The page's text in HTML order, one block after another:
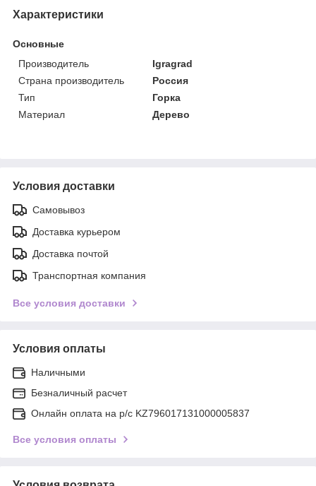
Характеристики
Основные
Производитель
Igragrad
Страна производитель
Россия
Тип
Горка
Материал
Дерево
Условия доставки
Самовывоз
Доставка курьером
Доставка почтой
Транспортная компания
Все условия доставки
Условия оплаты
Наличными
Безналичный расчет
Онлайн оплата на р/с KZ796017131000005837
Все условия оплаты